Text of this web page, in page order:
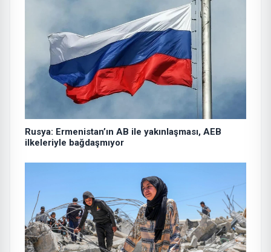
Rusya: Ermenistan’ın AB ile yakınlaşması, AEB
ilkeleriyle bağdaşmıyor